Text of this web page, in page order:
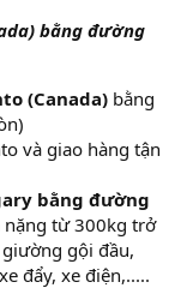
bằng đường
(Canada) bằng
và giao hàng tận
bằng đường
nặng từ 300kg trở
gội đầu,
đẩy, xe điện,.....